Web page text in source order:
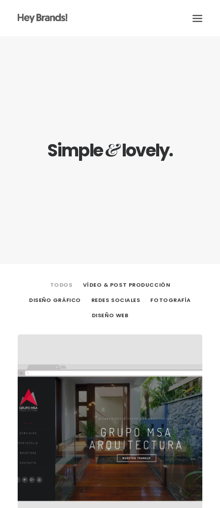
ESCRÍBENOSSimple&lovely.
TODOS
VÍDEO & POST PRODUCCIÓN
DISEÑO GRÁFICO
REDES SOCIALES
FOTOGRAFÍA
DISEÑO WEB
Vídeo & Post Producción Diseño Gráfico,
Diseño Web